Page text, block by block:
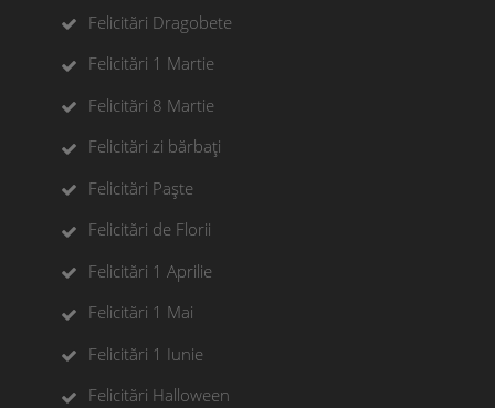
Felicitări Dragobete
Felicitări 1 Martie
Felicitări 8 Martie
Felicitări zi bărbați
Felicitări Paște
Felicitări de Florii
Felicitări 1 Aprilie
Felicitări 1 Mai
Felicitări 1 Iunie
Felicitări Halloween